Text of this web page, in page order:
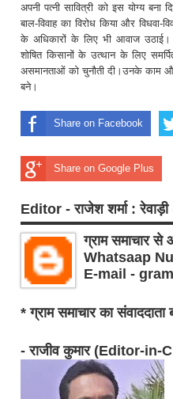
अपनी पत्नी सावित्री को इस योग्य
बाल-विवाह का विरोध किया और
के अधिकारों के लिए भी आवाज
शोषित किसानों के उत्थान के लिए
असमानताओं को चुनौती दी।उनके काम
बने।
Share on Facebook
Share on Google Plus
Editor - राजेश शर्मा : रेवाड़ी
ग्राम समाचार
Whatsaap
E-mail -
* ग्राम समाचार का
- राजीव कुमार (Editor-in-